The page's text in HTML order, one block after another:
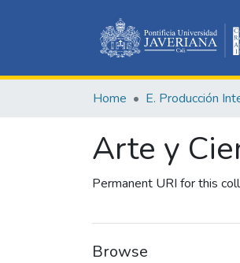
Home
Arte y
Permanent URI for this
Browse